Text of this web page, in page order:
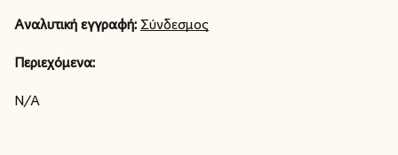
Αναλυτική εγγραφή: Σύνδεσμος
Περιεχόμενα:
N/A